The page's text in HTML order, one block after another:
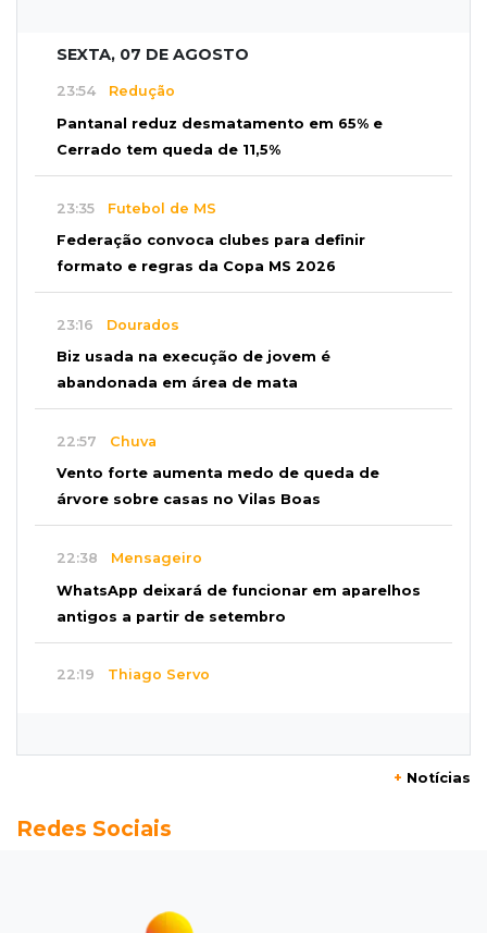
SEXTA, 07 DE AGOSTO
23:54 Redução
Pantanal reduz desmatamento em 65% e
Cerrado tem queda de 11,5%
23:35 Futebol de MS
Federação convoca clubes para definir
formato e regras da Copa MS 2026
23:16 Dourados
Biz usada na execução de jovem é
abandonada em área de mata
22:57 Chuva
Vento forte aumenta medo de queda de
árvore sobre casas no Vilas Boas
22:38 Mensageiro
WhatsApp deixará de funcionar em aparelhos
antigos a partir de setembro
22:19 Thiago Servo
Semana vai começar com 909 novas
Flagrante
+ Notícias
Redes Sociais